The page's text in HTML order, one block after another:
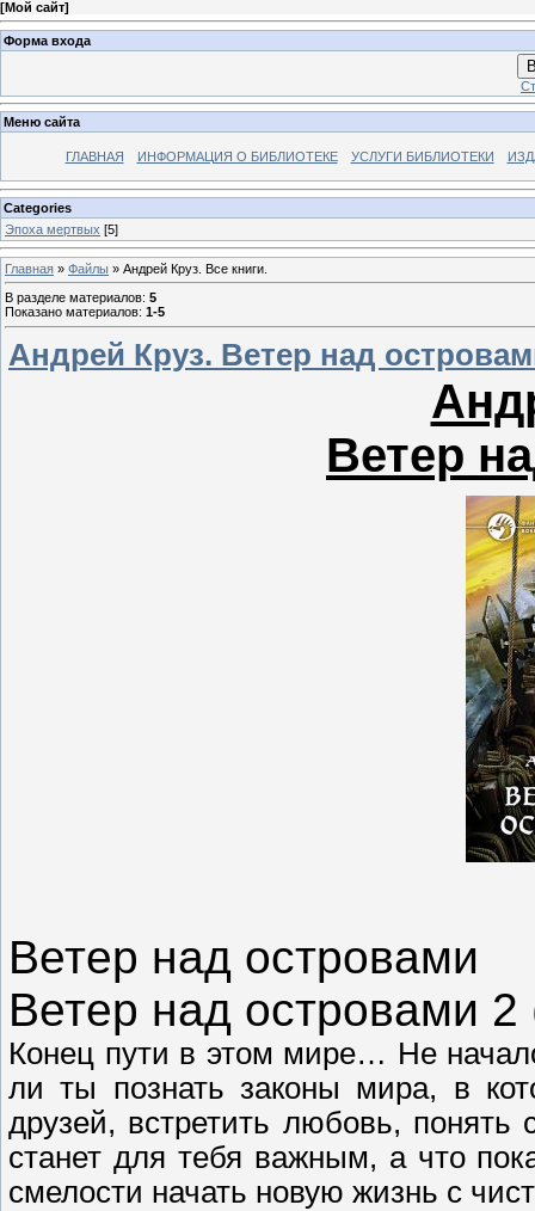
[Мой сайт]
Форма входа
Меню сайта
ГЛАВНАЯ ИНФОРМАЦИЯ О БИБЛИОТЕКЕ УСЛУГИ БИБЛИОТЕКИ
Categories
Эпоха мертвых [5]
Главная » Файлы » Андрей Круз. Все книги.
В разделе материалов: 5
Показано материалов: 1-5
Андрей Круз. Ветер над
Ветер
Ветер над островами
Ветер над островами 2
Конец пути в этом мире… Не
ли ты познать законы мира, в
друзей, встретить любовь,
станет для тебя важным, а что
смелости начать новую жизнь с